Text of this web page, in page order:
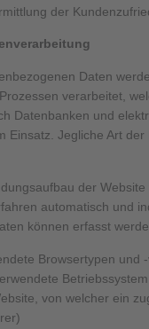
der
Daten
verarbeitet,
Datenbanken und
Einsatz. Jegliche Art
der
automatisch und
können erfasst
Browsertypen und
Betriebssystem
von welcher ein